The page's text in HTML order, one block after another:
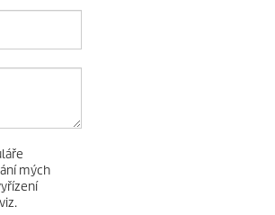
mých